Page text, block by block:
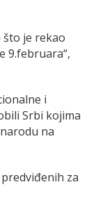
što je rekao
9.februara“,
i
Srbi kojima
na
za